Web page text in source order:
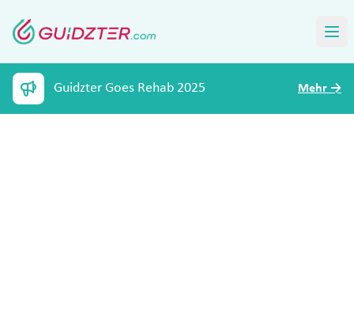
Guidzter Goes Rehab 2025 Mehr →